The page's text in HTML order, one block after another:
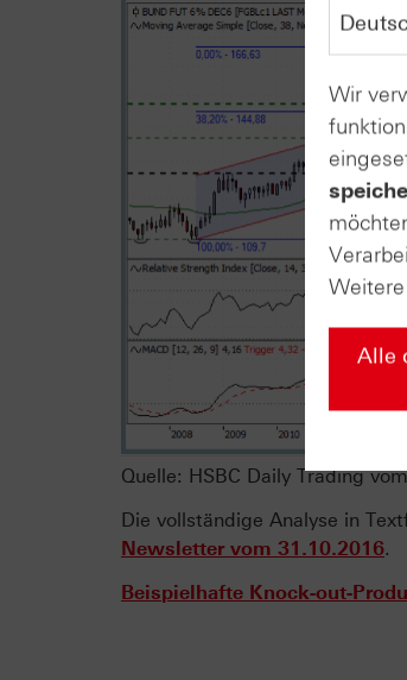
Quelle: HSBC Daily Trading
Die vollständige Analyse in
Newsletter vom 31.10.2016.
Beispielhafte Knock-out-
Wir
Alle